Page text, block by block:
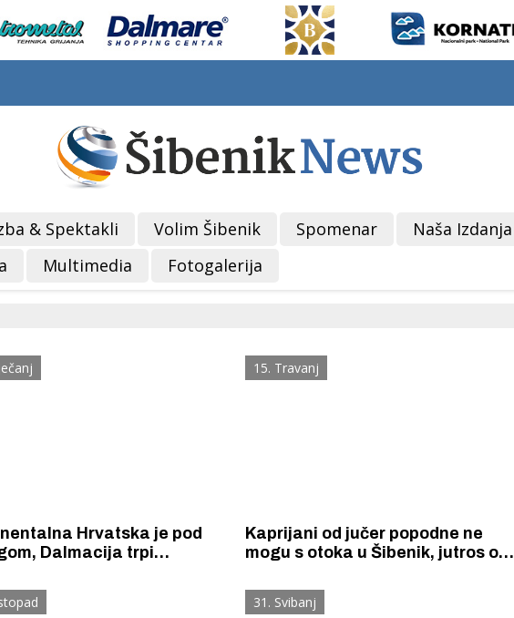
& Spektakli Volim Šibenik Spomenar Naša
Multimedia Fotogalerija
Hrvatska je pod
Dalmacija trpi
zahvaćen je orkanskim
koje podiže goleme valove
15. Travanj
Kaprijani od jučer popodne ne
mogu s otoka u Šibenik, jutros od
31. Svibanj